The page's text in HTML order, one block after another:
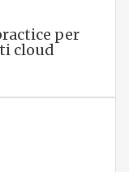
per
cloud